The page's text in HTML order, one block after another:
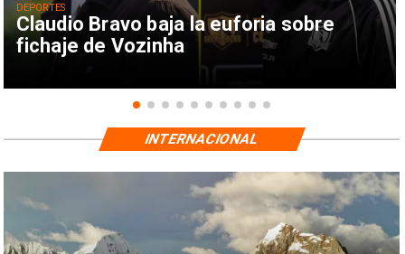
Claudio Bravo baja la euforia sobre
fichaje de Vozinha
DEPORTES
INTERNACIONAL